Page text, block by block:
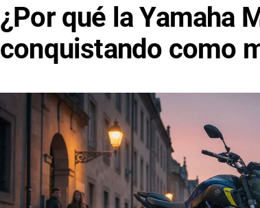
¿Por qué la Yamaha
conquistando como